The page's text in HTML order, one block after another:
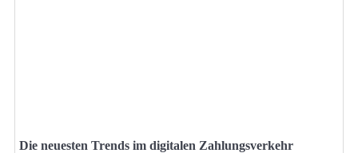
Die neuesten Trends im digitalen Zahlungsverkehr